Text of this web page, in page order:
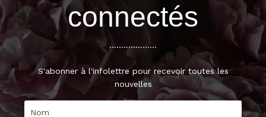
connectés
....................
S'abonner à l'infolettre pour recevoir toutes les
nouvelles